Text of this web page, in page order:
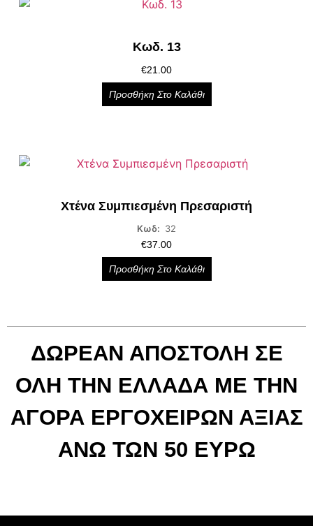
Κωδ. 13
€21.00
Προσθήκη Στο Καλάθι
Χτένα Συμπιεσμένη Πρεσαριστή
Κωδ: 32
€37.00
Προσθήκη Στο Καλάθι
ΔΩΡΕΑΝ ΑΠΟΣΤΟΛΗ ΣΕ
ΟΛΗ ΤΗΝ ΕΛΛΑΔΑ ΜΕ ΤΗΝ
ΑΓΟΡΑ ΕΡΓΟΧΕΙΡΩΝ ΑΞΙΑΣ
ΑΝΩ ΤΩΝ 50 ΕΥΡΩ